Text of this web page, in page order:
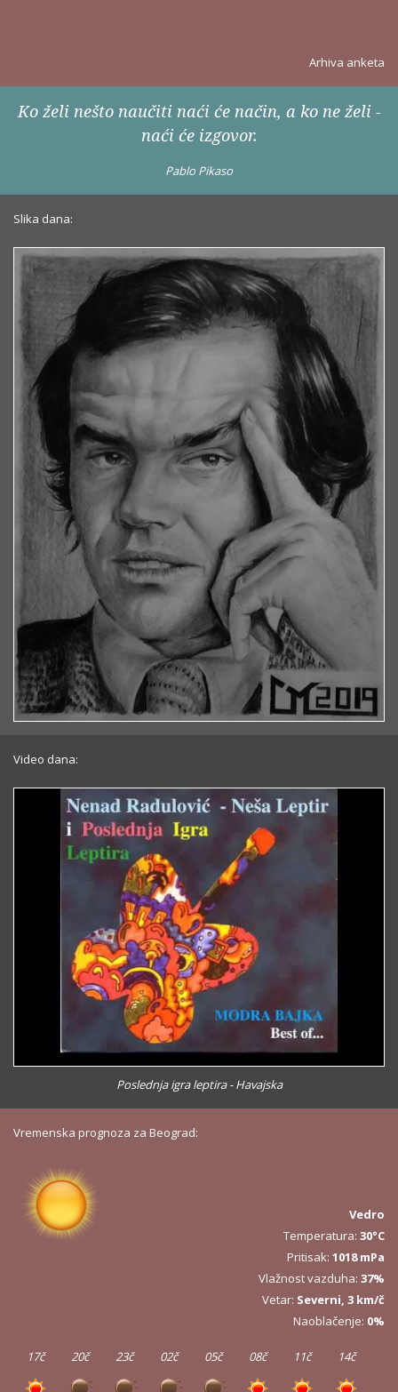
Arhiva anketa
Ko želi nešto naučiti naći će način, a ko ne želi -
naći će izgovor.
Pablo Pikaso
Slika dana:
Video dana:
Poslednja igra leptira - Havajska
Vremenska prognoza za Beograd:
Vedro
Temperatura: 30°C
Pritisak: 1018 mPa
Vlažnost vazduha: 37%
Vetar: Severni, 3 km/č
Naoblačenje: 0%
17č 20č 23č 02č 05č 08č 11č 14č